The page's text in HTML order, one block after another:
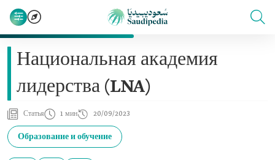
Национальная академия
лидерства (LNA)
Статья 1 мин 20/09/2023
Образование и обучение